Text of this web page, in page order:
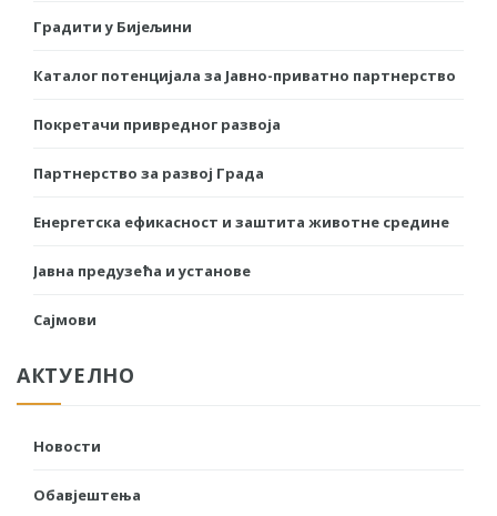
Градити у Бијељини
Каталог потенцијала за Јавно-приватно партнерство
Покретачи привредног развоја
Партнерство за развој Града
Енергетска ефикасност и заштита животне средине
Јавна предузећа и установе
Сајмови
АКТУЕЛНО
Новости
Обавјештења